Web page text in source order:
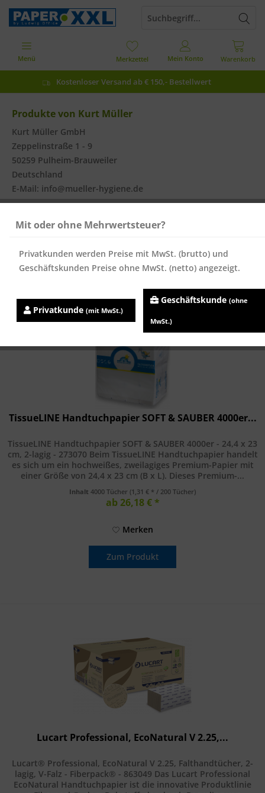
Kostenloser Versand ab € 150,- Bestellwert
Warenkorb
Merkzettel Mein Konto
Menü
Produkte von Kurt Müller
Kurt Müller GmbH
Zeppelinstraße 1 - 9
50259 Pulheim-Brauweiler
Deutschland
E-Mail: info@mueller-hygiene.de
TissueLINE Handtuchpapier SOFT & SAUBER 4000er...
TissueLINE Handtuchpapier SOFT & SAUBER 4000er - 24,4 x 23
cm, 2-lagig - 273070 Beim TissueLINE Handtuchpapier handelt
es sich um ein hochweißes, zweilagiges Premium-Papier mit
einer Größe von 24,4 x 23 cm (B x L). Dieses Premium-...
Inhalt4000 Tücher (1,31 € * / 200 Tücher)
ab 26,18 € *
Merken
Zum Produkt
Lucart Professional, EcoNatural V 2.25,...
Lucart® Professional, EcoNatural V 2.25, Falthandtücher, 2-
lagig, V-Falz - Fiberpack® - 863049 Das Lucart Professional
EcoNatural Handtuchpapier ist die innovative Produktlinie
Mit oder ohne Mehrwertsteuer?
Privatkunden werden Preise mit MwSt. (brutto) und
Geschäftskunden Preise ohne MwSt. (netto) angezeigt.
Privatkunde (mit MwSt.)
Geschäftskunde (ohne
MwSt.)